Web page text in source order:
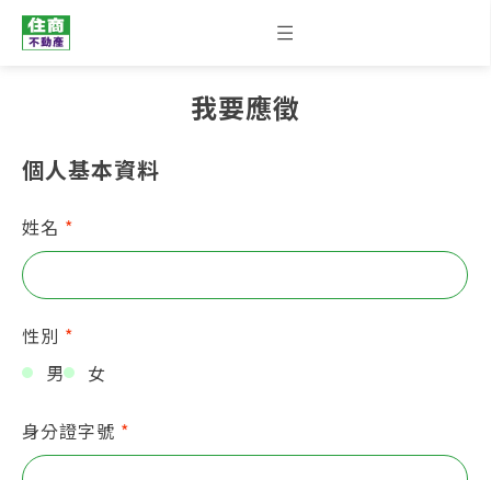
我要應徵
個人基本資料
姓名 *
性別 *
男
女
身分證字號 *